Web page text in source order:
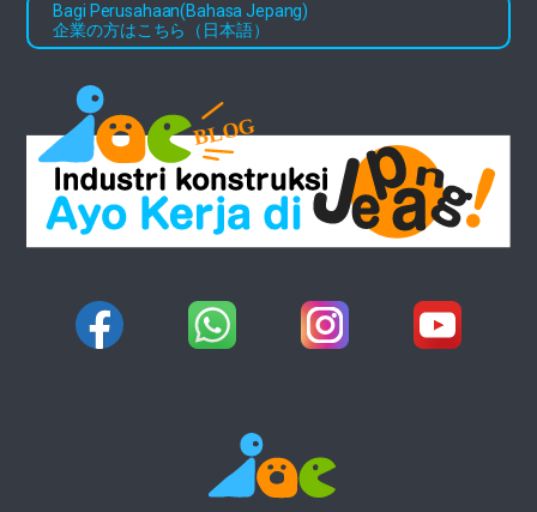
Bagi Perusahaan(Bahasa Jepang)
企業の方はこちら（日本語）